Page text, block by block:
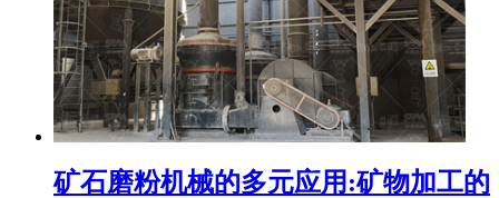
矿石磨粉机械的多元应用:矿物加工的